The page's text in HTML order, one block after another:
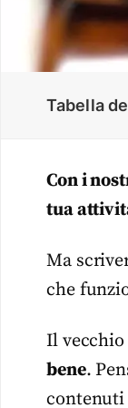
Tabella
Con i
tua
Ma
che
Il vecchio
bene.
contenuti